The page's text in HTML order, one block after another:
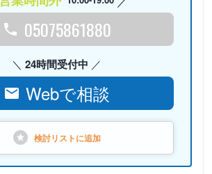
05075861880
24時間受付中
Webで相談
検討リストに追加